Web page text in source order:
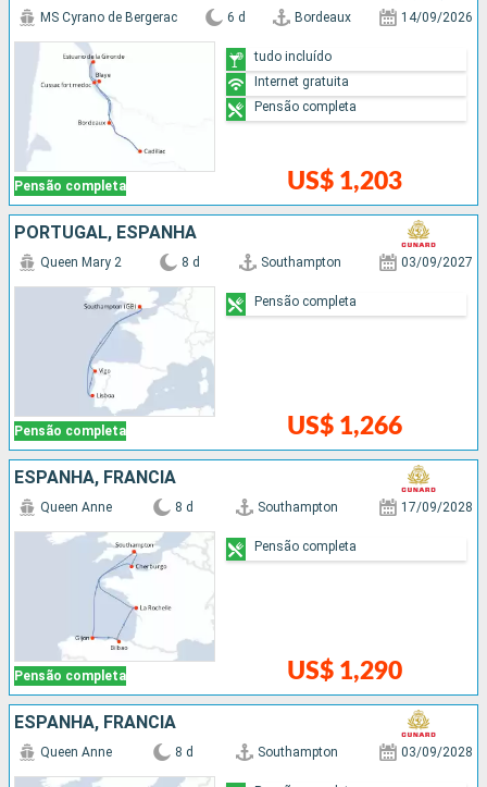
Pensão completa
MS Cyrano de Bergerac 6 d Bordeaux 14/09/2026
US$ 1,203
tudo incluído
Internet gratuita
Pensão completa
PORTUGAL, ESPANHA
Pensão completa
Queen Mary 2 8 d Southampton 03/09/2027
US$ 1,266
Pensão completa
ESPANHA, FRANCIA
Pensão completa
Queen Anne 8 d Southampton 17/09/2028
US$ 1,290
Pensão completa
ESPANHA, FRANCIA
Queen Anne 8 d Southampton 03/09/2028